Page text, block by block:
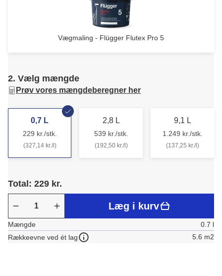
Vægmaling - Flügger Flutex Pro 5
2. Vælg mængde
Prøv vores mængdeberegner her
0,7 L
229 kr./stk.
(327,14 kr./l)
2,8 L
539 kr./stk.
(192,50 kr./l)
9,1 L
1.249 kr./stk.
(137,25 kr./l)
Total: 229 kr.
Læg i kurv
Mængde
0.7 l
Rækkeevne ved ét lag
5.6 m2